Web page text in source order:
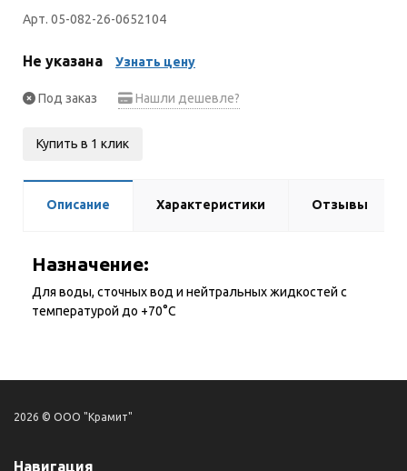
Арт. 05-082-26-0652104
Не указана Узнать цену
Под заказ Нашли дешевле?
Купить в 1 клик
Описание Характеристики Отзывы
Назначение:
Для воды, сточных вод и нейтральных жидкостей с
температурой до +70°С
2026 © ООО "Крамит"
Навигация